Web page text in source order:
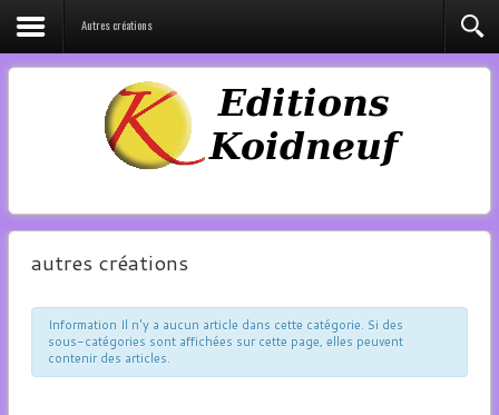
Autres créations
autres créations
Information Il n'y a aucun article dans cette catégorie. Si des
sous-catégories sont affichées sur cette page, elles peuvent
contenir des articles.